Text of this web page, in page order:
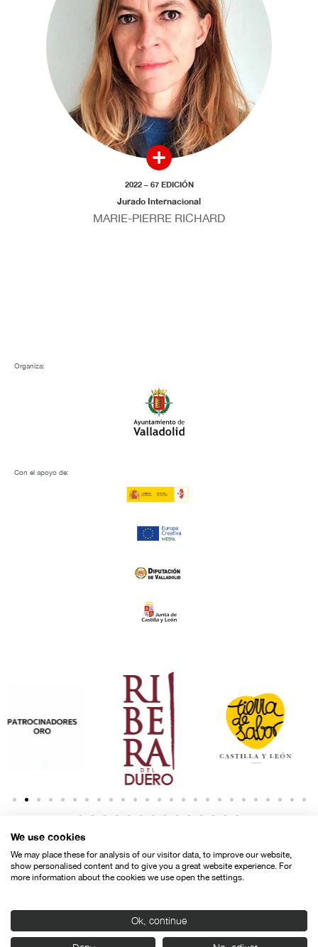
2022 – 67 EDICIÓN
Jurado Internacional
MARIE-PIERRE RICHARD
Organiza:
Con el apoyo de:
Política de privacidad Política de cookies
© SEMINCI – Semana Internacional de Cine de Valladolid International
We use cookies
We may place these for analysis of our visitor data, to improve our website,
show personalised content and to give you a great website experience. For
more information about the cookies we use open the settings.
Ok, continue